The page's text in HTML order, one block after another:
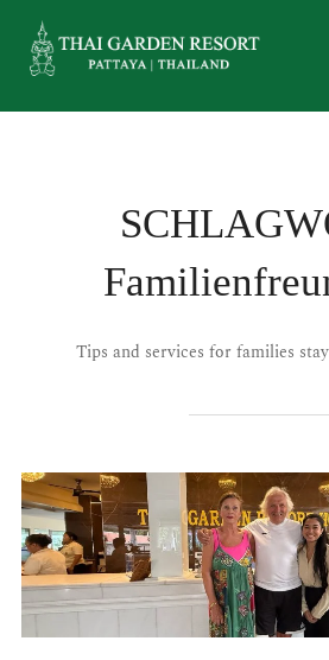
Tips and services for families